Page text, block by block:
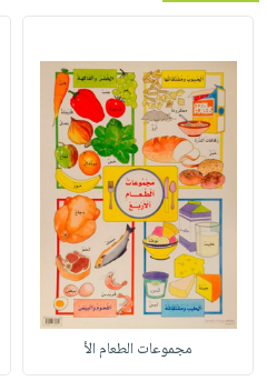
مجموعات الطعام الأ